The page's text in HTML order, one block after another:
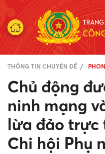
THÔNG TIN CHUYÊN ĐỀ
Chủ động
ninh mạng
lừa đảo trực
Chi hội Phụ